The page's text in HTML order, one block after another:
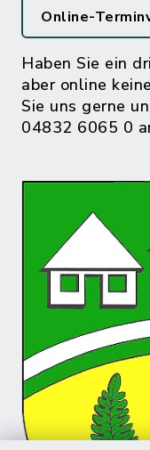
Online-
Haben Sie ein
aber online
Sie uns gerne
04832 6065 0